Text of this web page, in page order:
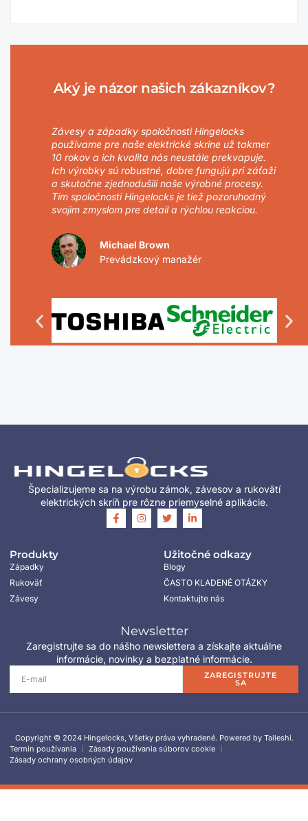
Aký je názor našich zákazníkov?
Závesy a západky spoločnosti Hingelocks
používame pre naše elektrické skrine už takmer
10 rokov a ich kvalita nás neustále prekvapuje.
Ich výrobky sú robustné, dobre fungujú pri záťaži
a skutočne zjednodušili naše výrobné procesy.
Tím spoločnosti Hingelocks je tiež pozoruhodný
svojím zmyslom pre detail a rýchlou reakciou.
Michael Brown
Prevádzkový manažér
Špecializujeme sa na výrobu zámok, závesov a rukovätí
elektrických skríň pre rôzne priemyselné aplikácie.
Produkty
Západky
Rukoväť
Závesy
Užitočné odkazy
Blogy
ČASTO KLADENÉ OTÁZKY
Kontaktujte nás
Newsletter
Zaregistrujte sa do nášho newslettera a získajte aktuálne
informácie, novinky a bezplatné informácie.
ZAREGISTRUJTE
SA
Copyright © 2024 Hingelocks, Všetky práva vyhradené. Powered by Taileshi.
Termín používania
Zásady používania súborov cookie
Zásady ochrany osobných údajov